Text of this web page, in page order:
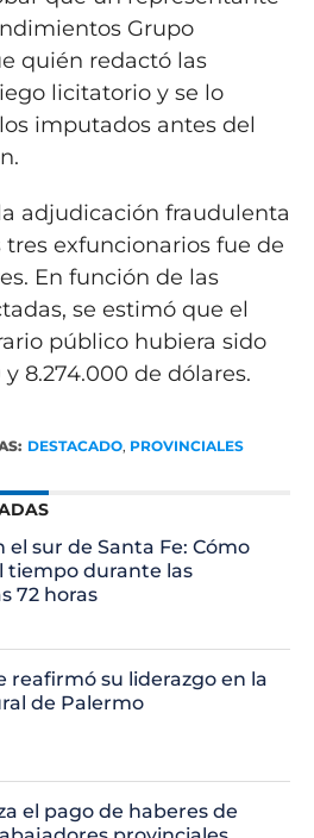
Grupo
quién redactó las
licitatorio y se lo
imputados antes del
adjudicación fraudulenta
exfuncionarios fue de
En función de las
se estimó que el
público hubiera sido
8.274.000 de dólares.
DESTACADO, PROVINCIALES
el sur de Santa Fe: Cómo
tiempo durante las
72 horas
reafirmó su liderazgo en la
de Palermo
el pago de haberes de